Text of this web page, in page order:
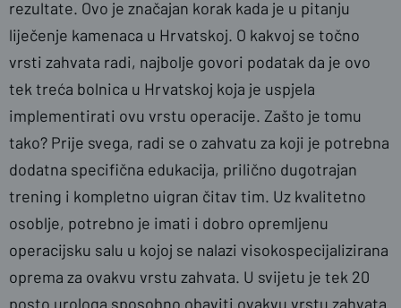
rezultate. Ovo je značajan korak kada je u pitanju
liječenje kamenaca u Hrvatskoj. O kakvoj se točno
vrsti zahvata radi, najbolje govori podatak da je ovo
tek treća bolnica u Hrvatskoj koja je uspjela
implementirati ovu vrstu operacije. Zašto je tomu
tako? Prije svega, radi se o zahvatu za koji je potrebna
dodatna specifična edukacija, prilično dugotrajan
trening i kompletno uigran čitav tim. Uz kvalitetno
osoblje, potrebno je imati i dobro opremljenu
operacijsku salu u kojoj se nalazi visokospecijalizirana
oprema za ovakvu vrstu zahvata. U svijetu je tek 20
posto urologa sposobno obaviti ovakvu vrstu zahvata